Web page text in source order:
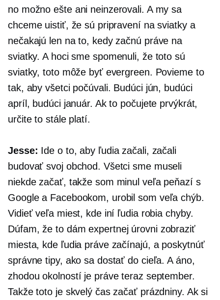
no možno ešte ani neinzerovali. A my sa
chceme uistiť, že sú pripravení na sviatky a
nečakajú len na to, kedy začnú práve na
sviatky. A hoci sme spomenuli, že toto sú
sviatky, toto môže byť evergreen. Povieme to
tak, aby všetci počúvali. Budúci jún, budúci
apríl, budúci január. Ak to počujete prvýkrát,
určite to stále platí.
Jesse: Ide o to, aby ľudia začali, začali
budovať svoj obchod. Všetci sme museli
niekde začať, takže som minul veľa peňazí s
Google a Facebookom, urobil som veľa chýb.
Vidieť veľa miest, kde iní ľudia robia chyby.
Dúfam, že to dámexpertnej úrovnizobraziť
miesta, kde ľudia práve začínajú, a poskytnúť
správne tipy, ako sa dostať do cieľa. A áno,
zhodou okolností je práve teraz september.
Takže toto je skvelý čas začať prázdniny. Ak si